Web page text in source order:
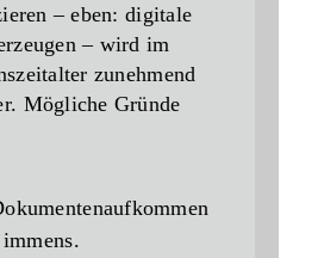
– eben: digitale
– wird im
zunehmend
Mögliche Gründe